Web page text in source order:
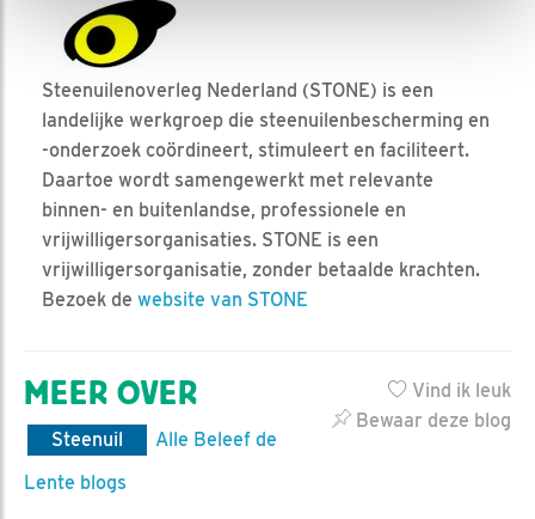
Steenuilenoverleg Nederland (STONE) is een
landelijke werkgroep die steenuilenbescherming en
-onderzoek coördineert, stimuleert en faciliteert.
Daartoe wordt samengewerkt met relevante
binnen- en buitenlandse, professionele en
vrijwilligersorganisaties. STONE is een
vrijwilligersorganisatie, zonder betaalde krachten.
Bezoek de website van STONE
Vind ik leuk
Bewaar deze blog
MEER OVER
Steenuil
Alle Beleef de
Lente blogs